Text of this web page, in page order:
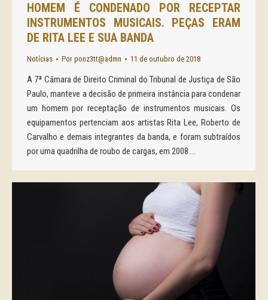
HOMEM É CONDENADO POR RECEPTAR
INSTRUMENTOS MUSICAIS. PEÇAS ERAM
DE RITA LEE E SUA BANDA
Notícias Por ponz3tt@admn 11 de outubro de 2018
A 7ª Câmara de Direito Criminal do Tribunal de Justiça de São
Paulo, manteve a decisão de primeira instância para condenar
um homem por receptação de instrumentos musicais. Os
equipamentos pertenciam aos artistas Rita Lee, Roberto de
Carvalho e demais integrantes da banda, e foram subtraídos
por uma quadrilha de roubo de cargas, em 2008.…